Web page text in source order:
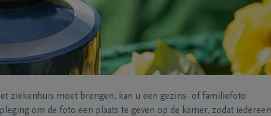
ziekenhuis moet brengen, kan u een gezins- of familiefoto
om de foto een plaats te geven op de kamer, zodat iedereen